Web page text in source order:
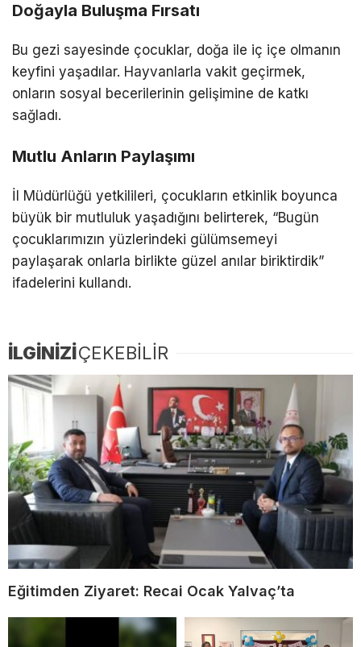
Doğayla Buluşma Fırsatı
Bu gezi sayesinde çocuklar, doğa ile iç içe olmanın
keyfini yaşadılar. Hayvanlarla vakit geçirmek,
onların sosyal becerilerinin gelişimine de katkı
sağladı.
Mutlu Anların Paylaşımı
İl Müdürlüğü yetkilileri, çocukların etkinlik boyunca
büyük bir mutluluk yaşadığını belirterek, “Bugün
çocuklarımızın yüzlerindeki gülümsemeyi
paylaşarak onlarla birlikte güzel anılar biriktirdik”
ifadelerini kullandı.
İLGİNİZİÇEKEBİLİR
Eğitimden Ziyaret: Recai Ocak Yalvaç’ta